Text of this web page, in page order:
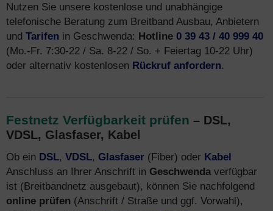
Nutzen Sie unsere kostenlose und unabhängige
telefonische Beratung zum Breitband Ausbau, Anbietern
und Tarifen in Geschwenda: Hotline 0 39 43 / 40 999 40
(Mo.-Fr. 7:30-22 / Sa. 8-22 / So. + Feiertag 10-22 Uhr)
oder alternativ kostenlosen Rückruf anfordern.
Festnetz Verfügbarkeit prüfen – DSL,
VDSL, Glasfaser, Kabel
Ob ein DSL, VDSL, Glasfaser (Fiber) oder Kabel
Anschluss an Ihrer Anschrift in Geschwendaverfügbar
ist (Breitbandnetz ausgebaut), können Sie nachfolgend
online prüfen (Anschrift / Straße und ggf. Vorwahl),